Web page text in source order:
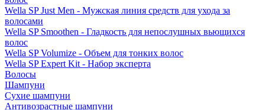
Wella SP Just Men - Мужская линия средств для ухода за
волосами
Wella SP Smoothen - Гладкость для непослушных вьющихся
волос
Wella SP Volumize - Объем для тонких волос
Wella SP Expert Kit - Набор эксперта
Волосы
Шампуни
Сухие шампуни
Антивозрастные шампуни